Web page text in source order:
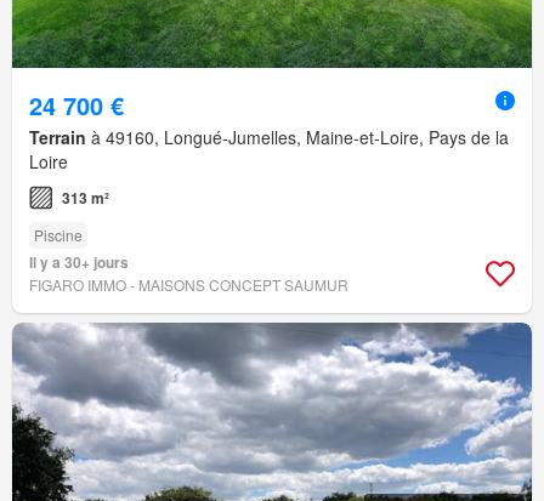
24 700 €
Terrain à 49160, Longué-Jumelles, Maine-et-Loire, Pays de la
Loire
313 m²
Piscine
Il y a 30+ jours
FIGARO IMMO - MAISONS CONCEPT SAUMUR